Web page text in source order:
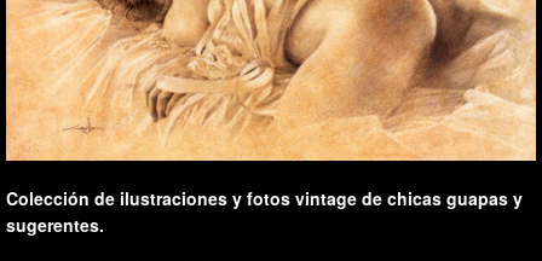
Colección de ilustraciones y fotos vintage de chicas guapas y
sugerentes.